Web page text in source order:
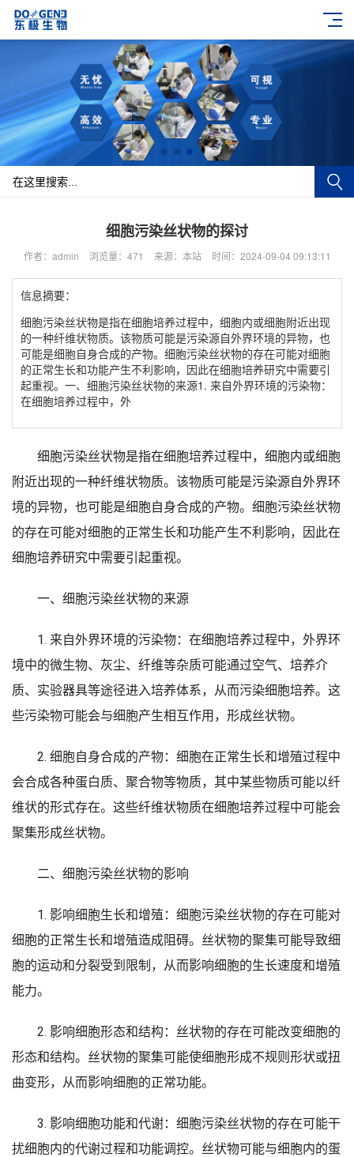
细胞污染丝状物的探讨
作者：admin 浏览量：471 来源：本站 时间：2024-09-04 09:13:11
信息摘要：
细胞污染丝状物是指在细胞培养过程中，细胞内或细胞附近出现
的一种纤维状物质。该物质可能是污染源自外界环境的异物，也
可能是细胞自身合成的产物。细胞污染丝状物的存在可能对细胞
的正常生长和功能产生不利影响，因此在细胞培养研究中需要引
起重视。一、细胞污染丝状物的来源1. 来自外界环境的污染物：
在细胞培养过程中，外
细胞污染丝状物是指在细胞培养过程中，细胞内或细胞
附近出现的一种纤维状物质。该物质可能是污染源自外界环
境的异物，也可能是细胞自身合成的产物。细胞污染丝状物
的存在可能对细胞的正常生长和功能产生不利影响，因此在
细胞培养研究中需要引起重视。
一、细胞污染丝状物的来源
1. 来自外界环境的污染物：在细胞培养过程中，外界环
境中的微生物、灰尘、纤维等杂质可能通过空气、培养介
质、实验器具等途径进入培养体系，从而污染细胞培养。这
些污染物可能会与细胞产生相互作用，形成丝状物。
2. 细胞自身合成的产物：细胞在正常生长和增殖过程中
会合成各种蛋白质、聚合物等物质，其中某些物质可能以纤
维状的形式存在。这些纤维状物质在细胞培养过程中可能会
聚集形成丝状物。
二、细胞污染丝状物的影响
1. 影响细胞生长和增殖：细胞污染丝状物的存在可能对
细胞的正常生长和增殖造成阻碍。丝状物的聚集可能导致细
胞的运动和分裂受到限制，从而影响细胞的生长速度和增殖
能力。
2. 影响细胞形态和结构：丝状物的存在可能改变细胞的
形态和结构。丝状物的聚集可能使细胞形成不规则形状或扭
曲变形，从而影响细胞的正常功能。
3. 影响细胞功能和代谢：细胞污染丝状物的存在可能干
扰细胞内的代谢过程和功能调控。丝状物可能与细胞内的蛋